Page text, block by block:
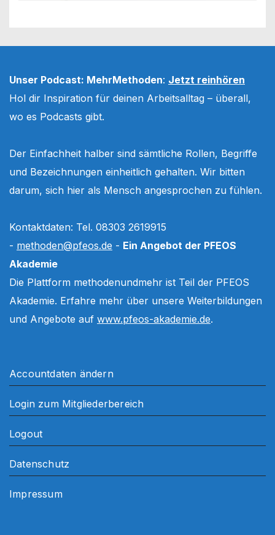
Unser Podcast: MehrMethoden: Jetzt reinhören
Hol dir Inspiration für deinen Arbeitsalltag – überall,
wo es Podcasts gibt.
Der Einfachheit halber sind sämtliche Rollen, Begriffe
und Bezeichnungen einheitlich gehalten. Wir bitten
darum, sich hier als Mensch angesprochen zu fühlen.
Kontaktdaten: Tel. 08303 2619915
- methoden@pfeos.de - Ein Angebot der PFEOS
Akademie
Die Plattform methodenundmehr ist Teil der PFEOS
Akademie. Erfahre mehr über unsere Weiterbildungen
und Angebote auf www.pfeos-akademie.de.
Accountdaten ändern
Login zum Mitgliederbereich
Logout
Datenschutz
Impressum